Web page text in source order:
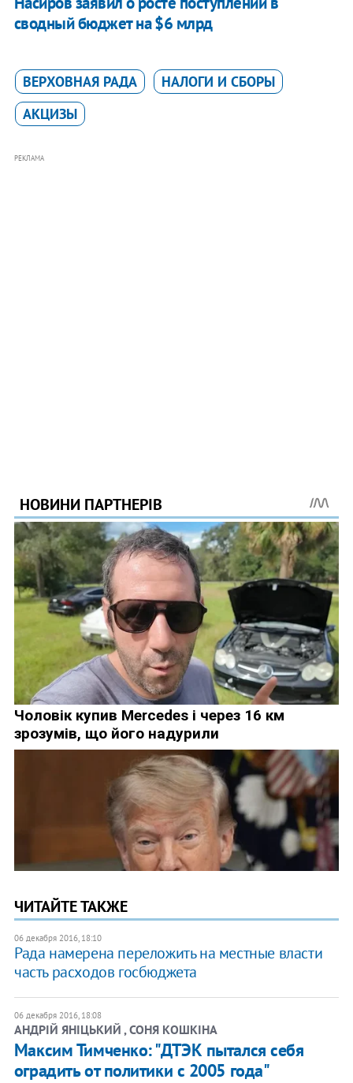
сводный бюджет на $6 млрд
ВЕРХОВНАЯ РАДА
НАЛОГИ И СБОРЫ
АКЦИЗЫ
РЕКЛАМА
ЧИТАЙТЕ ТАКЖЕ
06 декабря 2016, 18:10
Рада намерена переложить на местные власти
часть расходов госбюджета
06 декабря 2016, 18:08
АНДРІЙ ЯНІЦЬКИЙ , СОНЯ КОШКІНА
Максим Тимченко: "ДТЭК пытался себя
оградить от политики с 2005 года"